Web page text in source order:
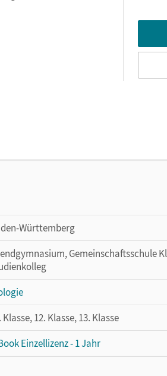
Württemberg
Gemeinschaftsschule
Klasse, 12. Klasse, 13. Klasse
Einzellizenz - 1 Jahr